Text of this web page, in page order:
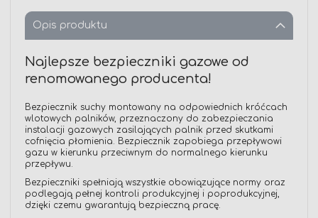
Opis produktu
Najlepsze bezpieczniki gazowe od
renomowanego producenta!
Bezpiecznik suchy montowany na odpowiednich króćcach
wlotowych palników, przeznaczony do zabezpieczania
instalacji gazowych zasilających palnik przed skutkami
cofnięcia płomienia. Bezpiecznik zapobiega przepływowi
gazu w kierunku przeciwnym do normalnego kierunku
przepływu.
Bezpieczniki spełniają wszystkie obowiązujące normy oraz
podlegają pełnej kontroli produkcyjnej i poprodukcyjnej,
dzięki czemu gwarantują bezpieczną pracę.